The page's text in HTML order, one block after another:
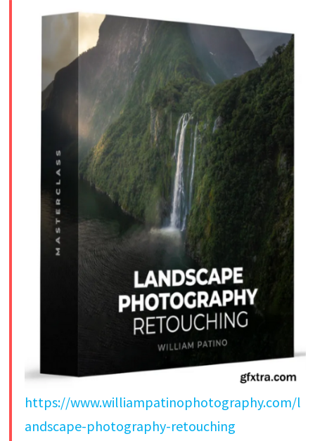
https://www.williampatinophotography.com/l
andscape-photography-retouching